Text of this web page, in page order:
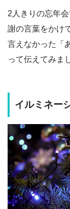
2人きりの忘年
謝の言葉をかけ
言えなかった「
って伝えてみま
イルミネー